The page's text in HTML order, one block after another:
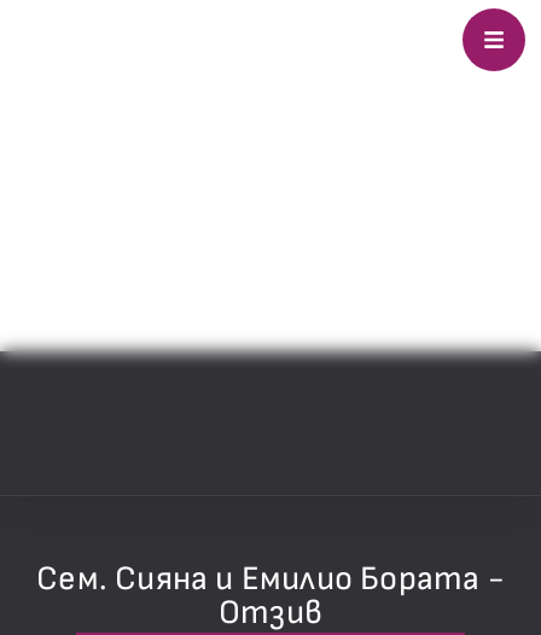
Сем. Сияна и Емилио Бората -
Отзив